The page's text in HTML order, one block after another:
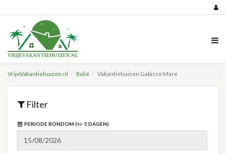
VrijeVakantiehuizen.nl Italië Vakantiehuizen Gabicce Mare
Filter
PERIODE RONDOM (+/- 5 DAGEN)